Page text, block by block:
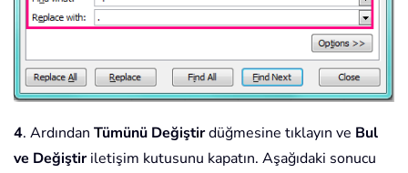
4. Ardından Tümünü Değiştirdüğmesine tıklayın ve Bul
ve Değiştiriletişim kutusunu kapatın. Aşağıdaki sonucu